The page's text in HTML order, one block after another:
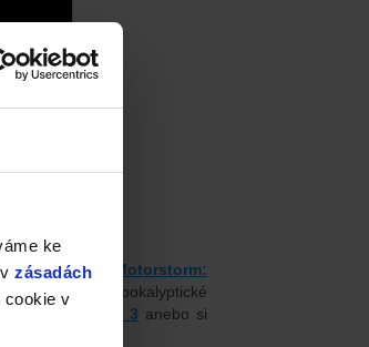
ke
zásadách
cookie v
zasvítí oči.
Motorstorm:
vším nabízí apokalyptické
na PlayStation 3 anebo si